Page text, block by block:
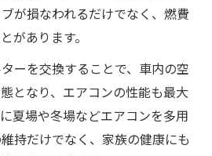
が損なわれるだけでなく、燃費
があります。
ーを交換することで、車内の空
となり、エアコンの性能も最大
夏場や冬場などエアコンを多用
持だけでなく、家族の健康にも